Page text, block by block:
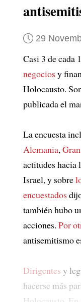
29
Casi 3 de cada
negociosy
Holocausto.
publicada el
La encuesta
Alemania,
actitudes hacia
Israel, y sobre
encuestados
también hubo
acciones. Por
antisemitismo
Dirigentes y
hacerse más